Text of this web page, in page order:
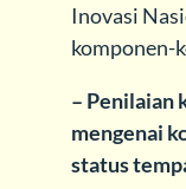
Inovasi
komponen-
– Penilaian
mengenai
status